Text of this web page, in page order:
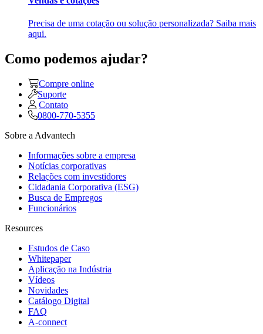
Precisa de uma cotação ou solução personalizada? Saiba mais
aqui.
Como podemos ajudar?
Compre online
Suporte
Contato
0800-770-5355
Sobre a Advantech
Informações sobre a empresa
Notícias corporativas
Relações com investidores
Cidadania Corporativa (ESG)
Busca de Empregos
Funcionários
Resources
Estudos de Caso
Whitepaper
Aplicação na Indústria
Vídeos
Novidades
Catálogo Digital
FAQ
A-connect